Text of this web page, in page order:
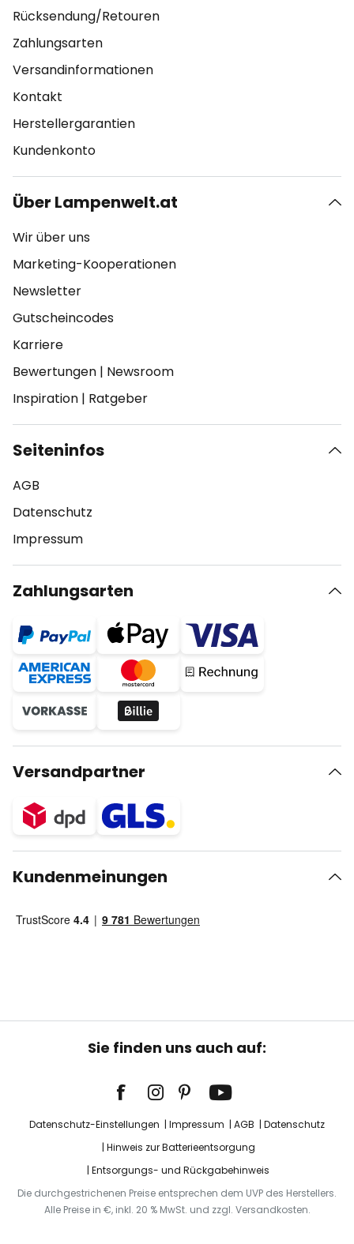
Rücksendung/Retouren
Zahlungsarten
Versandinformationen
Kontakt
Herstellergarantien
Kundenkonto
Über Lampenwelt.at
Wir über uns
Marketing-Kooperationen
Newsletter
Gutscheincodes
Karriere
Bewertungen | Newsroom
Inspiration | Ratgeber
Seiteninfos
AGB
Datenschutz
Impressum
Zahlungsarten
Versandpartner
Kundenmeinungen
Sie finden uns auch auf:
Datenschutz-Einstellungen Impressum AGB
Datenschutz
Hinweis zur Batterieentsorgung
Entsorgungs- und Rückgabehinweis
Die durchgestrichenen Preise entsprechen dem UVP des Herstellers.
Alle Preise in €, inkl. 20 % MwSt. und zzgl. Versandkosten.